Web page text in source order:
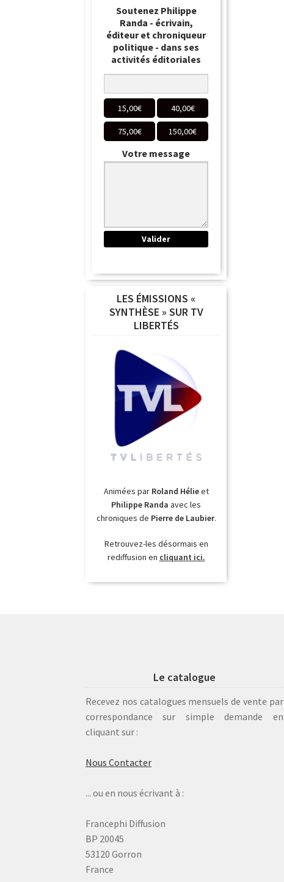
Soutenez Philippe
Randa - écrivain,
éditeur et chroniqueur
politique - dans ses
activités éditoriales
15,00€ 40,00€
75,00€ 150,00€
Votre message
LES ÉMISSIONS «
SYNTHÈSE » SUR TV
LIBERTÉS
Animées par Roland Hélieet
Philippe Randa avec les
chroniques de Pierre de Laubier.
Retrouvez-les désormais en
rediffusion en cliquant ici.
Le catalogue
Recevez nos catalogues mensuels de vente par
correspondance sur simple demande en
cliquant sur :
Nous Contacter
... ou en nous écrivant à :
Francephi Diffusion
BP 20045
53120 Gorron
France